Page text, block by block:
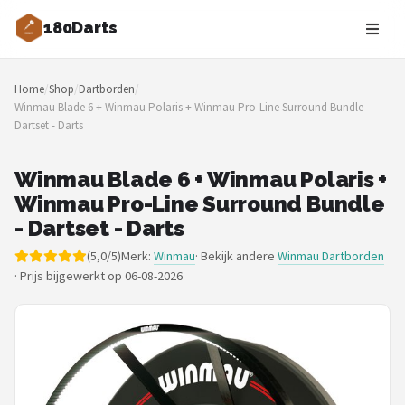
180Darts
Zoeken
NAVIGATIE
Shop
Merken
Blog
Dartspelers
Toernooien
Spelregels
Uitgooilijst
Home/Shop/Dartborden/
Winmau Blade 6 + Winmau Polaris + Winmau Pro-Line Surround Bundle -
Dartset - Darts
Winmau Blade 6 + Winmau Polaris +
Winmau Pro-Line Surround Bundle
- Dartset - Darts
(5,0/5)Merk: Winmau· Bekijk andere Winmau Dartborden
· Prijs bijgewerkt op 06-08-2026